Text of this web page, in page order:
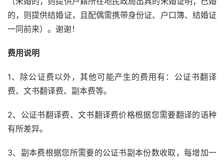
的，则提供结婚证，且配偶需携带身份证、户口簿、结婚证
一同前来）。谢谢！
费用说明
1、除公证费以外，其他可能产生的费用有：公证书翻译
费、文书翻译费、副本费等。
2、公证书翻译费、文书翻译费价格根据您需要翻译的语种
有所差异。
3、副本费根据您所需要的公证书副本份数收取，每增加一